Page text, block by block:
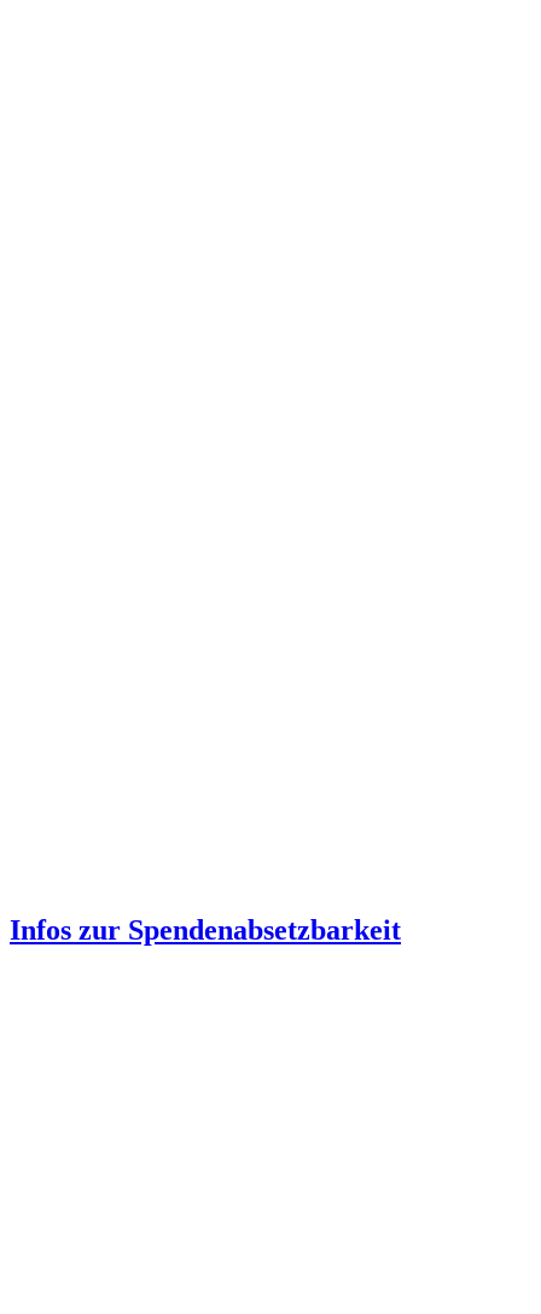
Infos zur Spenden­absetzbarkeit